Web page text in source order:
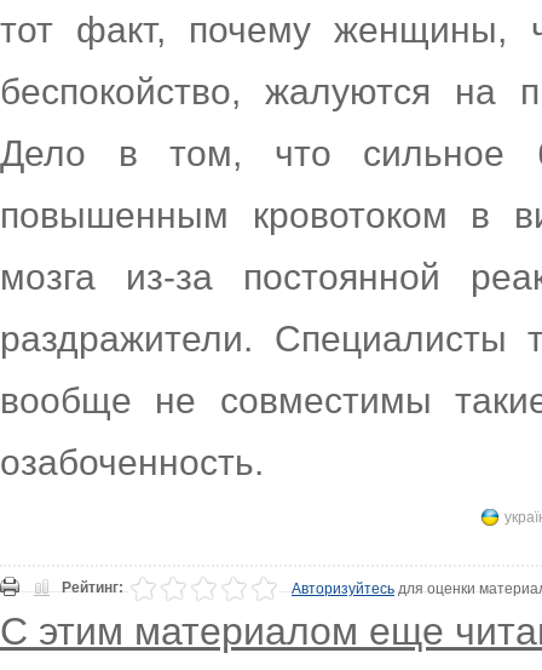
тот факт, почему женщины,
беспокойство, жалуются на
Дело в том, что сильное
повышенным кровотоком в
мозга из-за постоянной
раздражители.
вообще не совместимы
озабоченность.
Рейтинг: Авторизуйтесьдля оценки
С этим материалом еще